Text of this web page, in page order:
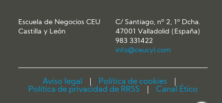
Escuela de Negocios CEU
Castilla y León
C/ Santiago, nº 2, 1º Dcha.
47001 Valladolid (España)
983 331422
info@ceucyl.com
Aviso legal
Política de cookies
Política de privacidad de RRSS
Canal Ético